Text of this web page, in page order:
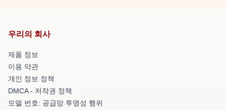
우리의 회사
제품 정보
이용 약관
개인 정보 정책
DMCA - 저작권 정책
모델 번호: 공급망 투명성 행위